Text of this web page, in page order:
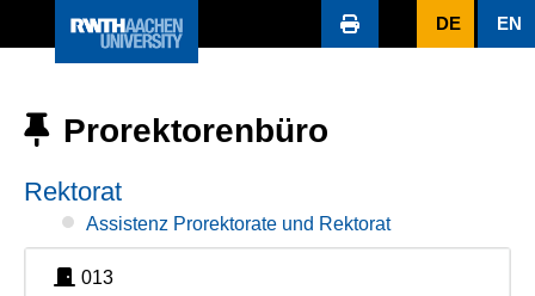
DE EN
Prorektorenbüro
Rektorat
Assistenz Prorektorate und Rektorat
013